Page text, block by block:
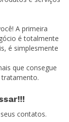
A primeira
é totalmente
é simplesmente
que consegue
tratamento.
contatos.